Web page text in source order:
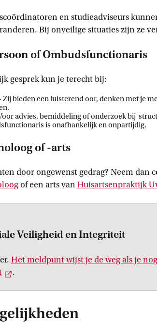
en studieadviseurs
Bij onveilige situaties zijn ze
of Ombudsfunctionaris
gesprek kun je terecht bij:
Zij bieden een luisterend oor, denken met je
advies, bemiddeling of onderzoek bij
is onafhankelijk en onpartijdig.
of -arts
door ongewenst gedrag? Neem dan
of een arts van Huisartsenpraktijk
Veiligheid en Integriteit
Het meldpunt wijst je de weg als je
Externe link
.